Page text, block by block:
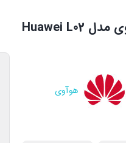
هوآوی